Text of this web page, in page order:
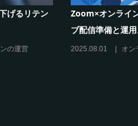
ラインサロンの作り方と収
その他
シ